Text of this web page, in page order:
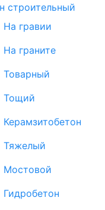
строительный
На гравии
На граните
Товарный
Тощий
Керамзитобетон
Тяжелый
Мостовой
Гидробетон